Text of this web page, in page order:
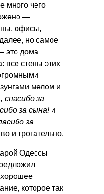
много чего
—
офисы,
но самое
это дома
все стены этих
мелом и
спасибо за
за сына! и
за
и трогательно.
Одессы
хорошее
которое так